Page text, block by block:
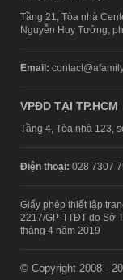
Tầng 21, Tòa nhà
Nguyễn Huy Tưởng,
Email:
VPĐD TẠI TP.HCM
Tầng 4, Tòa nhà 123,
Điện thoại: 028 7307
Giấy phép thiết lập
2217/GP-TTĐT do Sở
tháng 4 năm 2019
© Copyright 2008 -